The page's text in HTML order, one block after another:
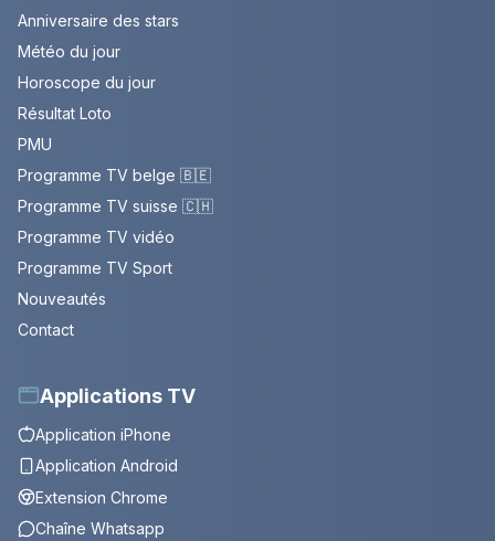
Anniversaire des stars
Météo du jour
Horoscope du jour
Résultat Loto
PMU
Programme TV belge 🇧🇪
Programme TV suisse 🇨🇭
Programme TV vidéo
Programme TV Sport
Nouveautés
Contact
Applications TV
Application iPhone
Application Android
Extension Chrome
Chaîne Whatsapp